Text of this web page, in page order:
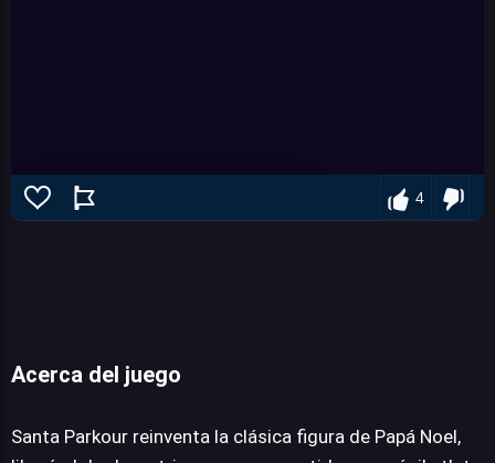
4
Acerca del juego
Santa Parkour reinventa la clásica figura de Papá Noel,